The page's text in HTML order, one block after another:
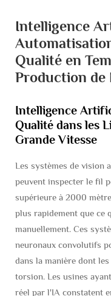
Intelligence
Qualité en
Production de
Intelligence
Qualité dans les
Grande Vitesse
Les systèmes de vision
peuvent inspecter le fil
supérieure à 2000
plus rapidement que ce
manuellement. Ces
neuronaux convolutifs
dans la manière dont
torsion. Les usines
réel par l'IA constatent